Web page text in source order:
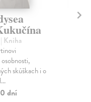
| Kniha
skúškach i o
dní